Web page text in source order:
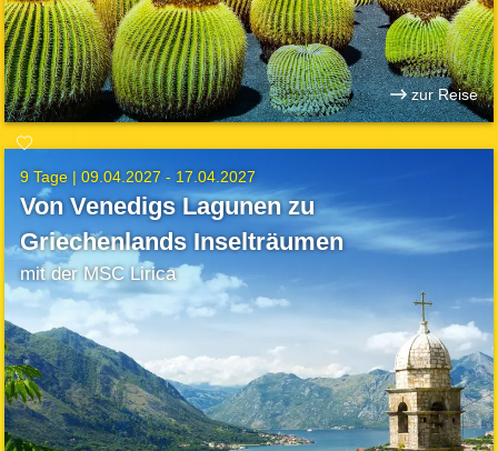
zur Reise
9 Tage |09.04.2027 - 17.04.2027
Von Venedigs Lagunen zu
Griechenlands Inselträumen
mit der MSC Lirica